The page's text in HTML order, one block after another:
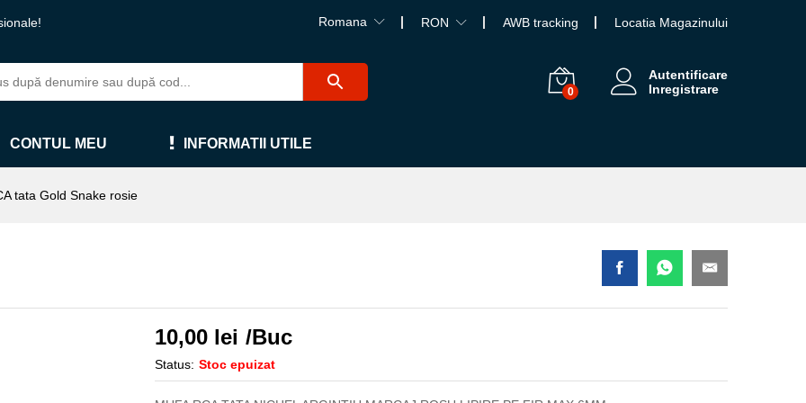
Romana RON AWB tracking Locatia Magazinului
0
Autentificare
Inregistrare
CONTUL MEU INFORMATII UTILE
tata Gold Snake rosie
10,00 lei /Buc
Status: Stoc epuizat